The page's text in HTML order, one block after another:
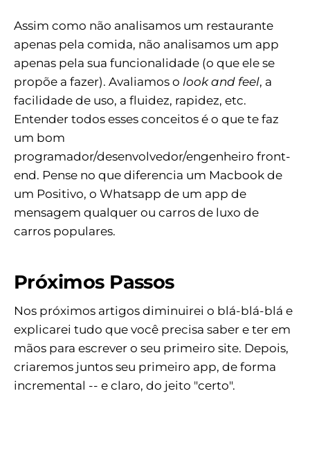
Assim como não analisamos um restaurante
apenas pela comida, não analisamos um app
apenas pela sua funcionalidade (o que ele se
propõe a fazer). Avaliamos o look and feel, a
facilidade de uso, a fluidez, rapidez, etc.
Entender todos esses conceitos é o que te faz
um bom
programador/desenvolvedor/engenheiro front-
end. Pense no que diferencia um Macbook de
um Positivo, o Whatsapp de um app de
mensagem qualquer ou carros de luxo de
carros populares.
Próximos Passos
Nos próximos artigos diminuirei o blá-blá-blá e
explicarei tudo que você precisa saber e ter em
mãos para escrever o seu primeiro site. Depois,
criaremos juntos seu primeiro app, de forma
incremental -- e claro, do jeito "certo".